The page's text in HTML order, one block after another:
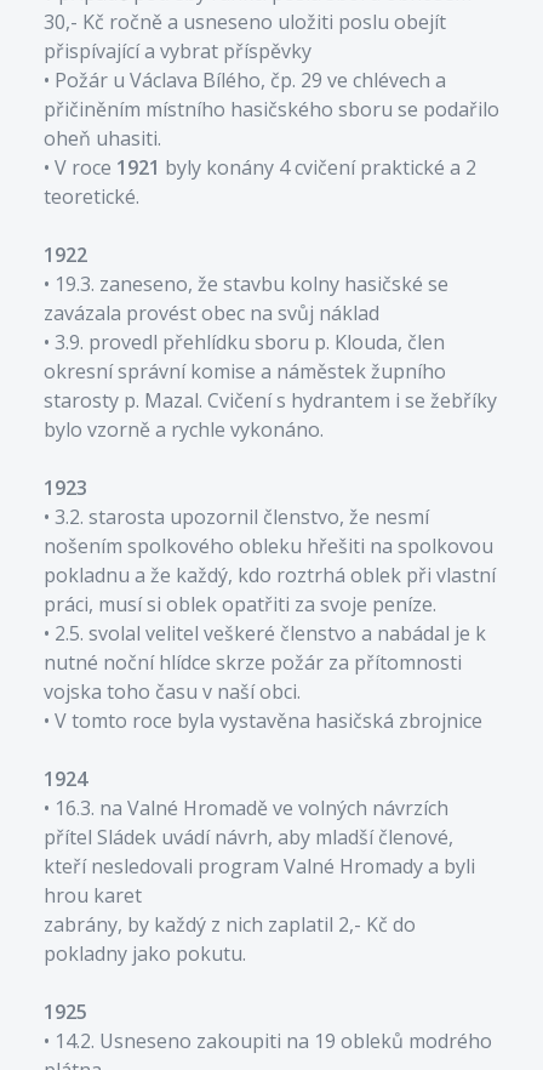
30,- Kč ročně a usneseno uložiti poslu obejít
přispívající a vybrat příspěvky
• Požár u Václava Bílého, čp. 29 ve chlévech a
přičiněním místního hasičského sboru se podařilo
oheň uhasiti.
• V roce 1921 byly konány 4 cvičení praktické a 2
teoretické.
1922
• 19.3. zaneseno, že stavbu kolny hasičské se
zavázala provést obec na svůj náklad
• 3.9. provedl přehlídku sboru p. Klouda, člen
okresní správní komise a náměstek župního
starosty p. Mazal. Cvičení s hydrantem i se žebříky
bylo vzorně a rychle vykonáno.
1923
• 3.2. starosta upozornil členstvo, že nesmí
nošením spolkového obleku hřešiti na spolkovou
pokladnu a že každý, kdo roztrhá oblek při vlastní
práci, musí si oblek opatřiti za svoje peníze.
• 2.5. svolal velitel veškeré členstvo a nabádal je k
nutné noční hlídce skrze požár za přítomnosti
vojska toho času v naší obci.
• V tomto roce byla vystavěna hasičská zbrojnice
1924
• 16.3. na Valné Hromadě ve volných návrzích
přítel Sládek uvádí návrh, aby mladší členové,
kteří nesledovali program Valné Hromady a byli
hrou karet
zabrány, by každý z nich zaplatil 2,- Kč do
pokladny jako pokutu.
1925
• 14.2. Usneseno zakoupiti na 19 obleků modrého